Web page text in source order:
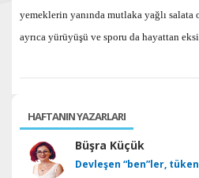
yemeklerin yanında mutlaka yağlı salata
ayrıca yürüyüşü ve sporu da hayattan
HAFTANIN YAZARLARI
Büşra Küçük
Devleşen “ben”ler,